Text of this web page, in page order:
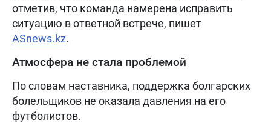
отметив, что команда намерена исправить
ситуацию в ответной встрече, пишет
ASnews.kz.
Атмосфера не стала проблемой
По словам наставника, поддержка болгарских
болельщиков не оказала давления на его
футболистов.